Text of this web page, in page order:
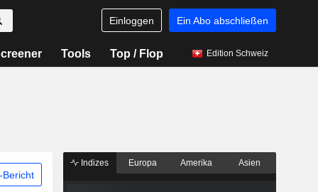
Einloggen Ein Abo abschließen
Tools Top / Flop Edition Schweiz
Bericht
Indizes Europa Amerika Asien